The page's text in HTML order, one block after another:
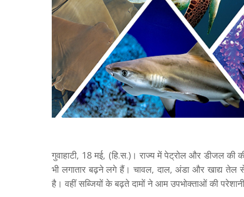
गुवाहाटी, 18 मई, (हि.स.)। राज्य में पेट्रोल और डीजल की
भी लगातार बढ़ने लगे हैं। चावल, दाल, अंडा और खाद्य तेल
है। वहीं सब्जियों के बढ़ते दामों ने आम उपभोक्ताओं की